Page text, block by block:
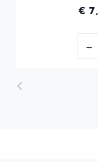
€
-